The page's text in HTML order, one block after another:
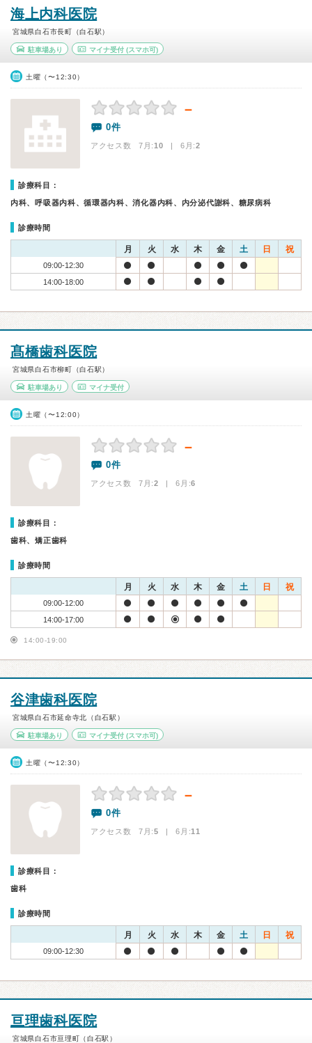
海上内科医院
宮城県白石市長町（白石駅）
駐車場あり マイナ受付(スマホ可)
土曜（〜12:30）
－
0件
アクセス数 7月:10 | 6月:2
診療科目：
内科、呼吸器内科、循環器内科、消化器内科、内分泌代謝科、糖尿病科
診療時間
月 火 水 木 金 土 日 祝
09:00-12:30
14:00-18:00
髙橋歯科医院
宮城県白石市柳町（白石駅）
駐車場あり マイナ受付
土曜（〜12:00）
－
0件
アクセス数 7月:2 | 6月:6
診療科目：
歯科、矯正歯科
診療時間
月 火 水 木 金 土 日 祝
09:00-12:00
14:00-17:00
14:00-19:00
谷津歯科医院
宮城県白石市延命寺北（白石駅）
駐車場あり マイナ受付(スマホ可)
土曜（〜12:30）
－
0件
アクセス数 7月:5 | 6月:11
診療科目：
歯科
診療時間
月 火 水 木 金 土 日 祝
09:00-12:30
亘理歯科医院
宮城県白石市亘理町（白石駅）